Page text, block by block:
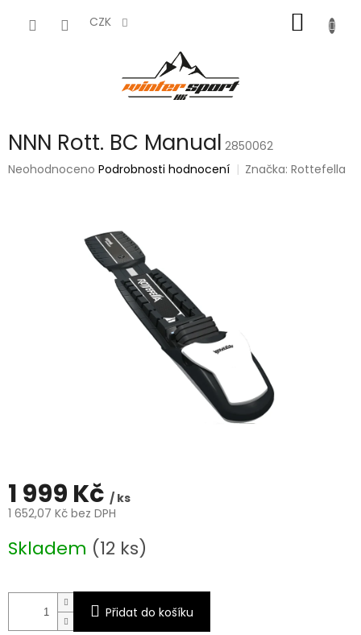
CZK
KOŠÍK
NNN Rott. BC Manual 2850062
Průměrné
Neohodnoceno Podrobnosti hodnocení Značka:Rottefella
1 999 Kč / ks
1 652,07 Kč bez DPH
cena:
Skladem (12 ks)
Přidat do košíku